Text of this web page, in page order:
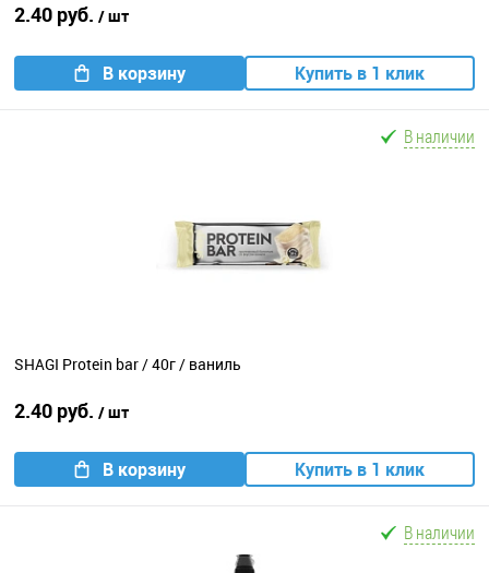
2.40 руб. / шт
В корзину Купить в 1 клик
В наличии
SHAGI Protein bar / 40г / ваниль
2.40 руб. / шт
В корзину Купить в 1 клик
В наличии